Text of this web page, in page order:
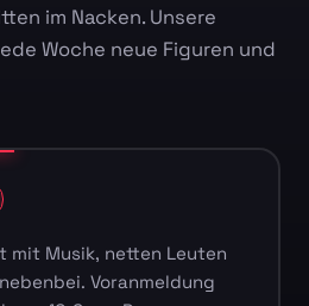
im Nacken. Unsere
Woche neue Figuren und
mit Musik, netten Leuten
Voranmeldung